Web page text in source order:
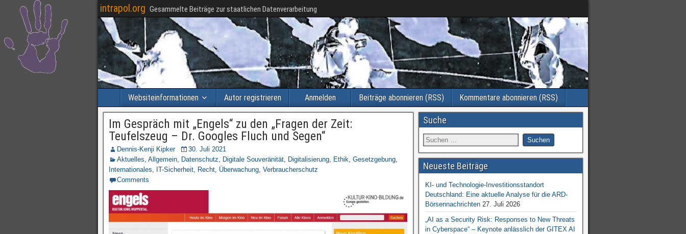
intrapol.org Gesammelte Beiträge zur staatlichen Datenverarbeitung
Websiteinformationen Autor registrieren Anmelden Beiträge abonnieren (RSS) Kommentare abonnieren (RSS)
Im Gespräch mit „Engels“ zu den „Fragen der Zeit:
Teufelszeug – Dr. Googles Fluch und Segen“
Dennis-Kenji Kipker
30. Juli 2021
Aktuelles, Allgemein, Datenschutz, Digitale Souveränität, Digitalisierung, Ethik, Gesetzgebung,
Internationales, IT-Sicherheit, Recht, Überwachung, Verbraucherschutz
Comments
Suche
Neueste Beiträge
KI- und Technologie-Investitionsstandort
Deutschland: Eine aktuelle Analyse für die ARD-
Börsennachrichten 27. Juli 2026
„AI as a Security Risk: Responses to New Threats
in Cyberspace“ – Keynote anlässlich der GITEX AI